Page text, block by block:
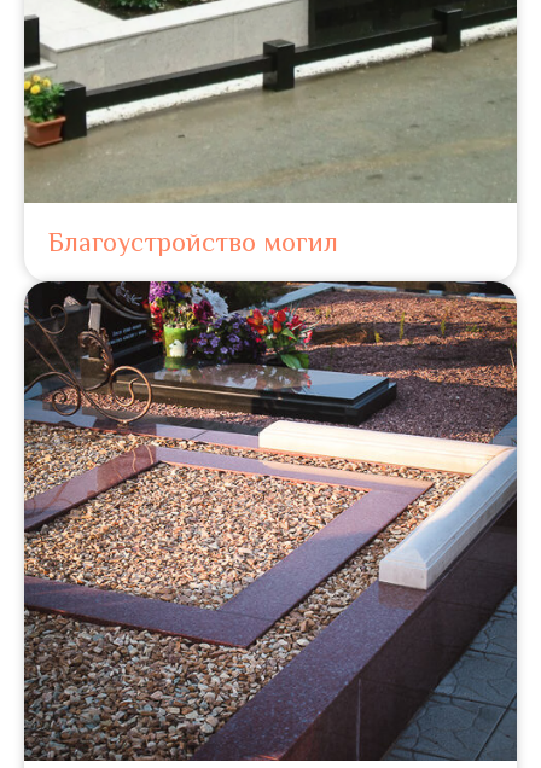
Благоустройство могил